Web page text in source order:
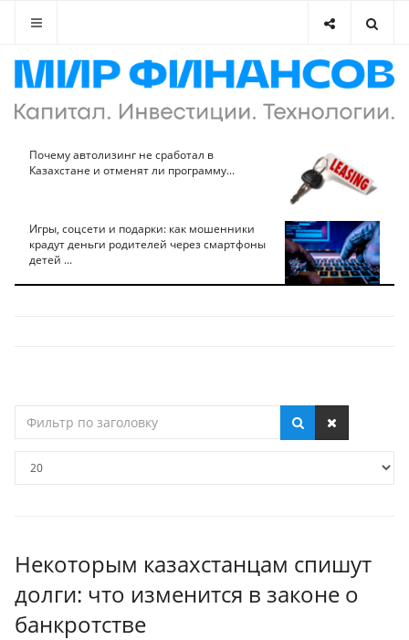
Почему автолизинг не сработал в
Казахстане и отменят ли программу...
Игры, соцсети и подарки: как мошенники
крадут деньги родителей через смартфоны
детей ...
по
Некоторым казахстанцам спишут
долги: что изменится в законе о
банкротстве